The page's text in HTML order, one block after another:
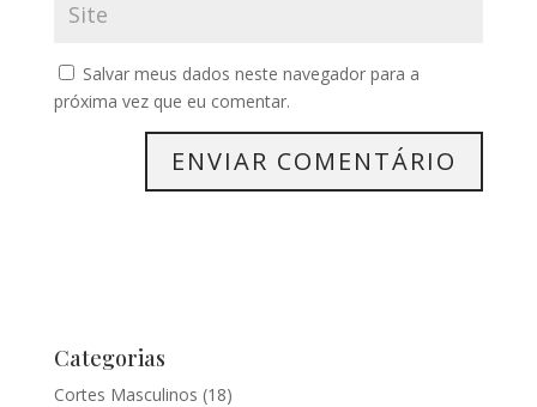
Salvar meus dados neste navegador para a
próxima vez que eu comentar.
Categorias
Cortes Masculinos (18)